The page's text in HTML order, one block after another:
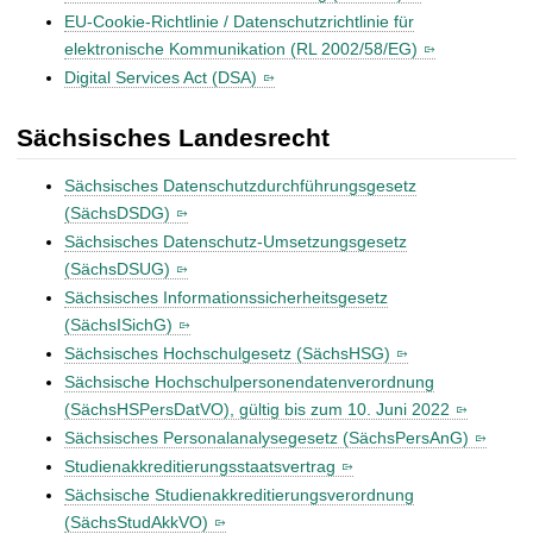
EU-Cookie-Richtlinie / Datenschutzrichtlinie für
elektronische Kommunikation (RL 2002/58/EG)
Digital Services Act (DSA)
Sächsisches Landesrecht
Sächsisches Datenschutzdurchführungsgesetz
(SächsDSDG)
Sächsisches Datenschutz-Umsetzungsgesetz
(SächsDSUG)
Sächsisches Informationssicherheitsgesetz
(SächsISichG)
Sächsisches Hochschulgesetz (SächsHSG)
Sächsische Hochschulpersonendatenverordnung
(SächsHSPersDatVO), gültig bis zum 10. Juni 2022
Sächsisches Personalanalysegesetz (SächsPersAnG)
Studienakkreditierungsstaatsvertrag
Sächsische Studienakkreditierungsverordnung
(SächsStudAkkVO)